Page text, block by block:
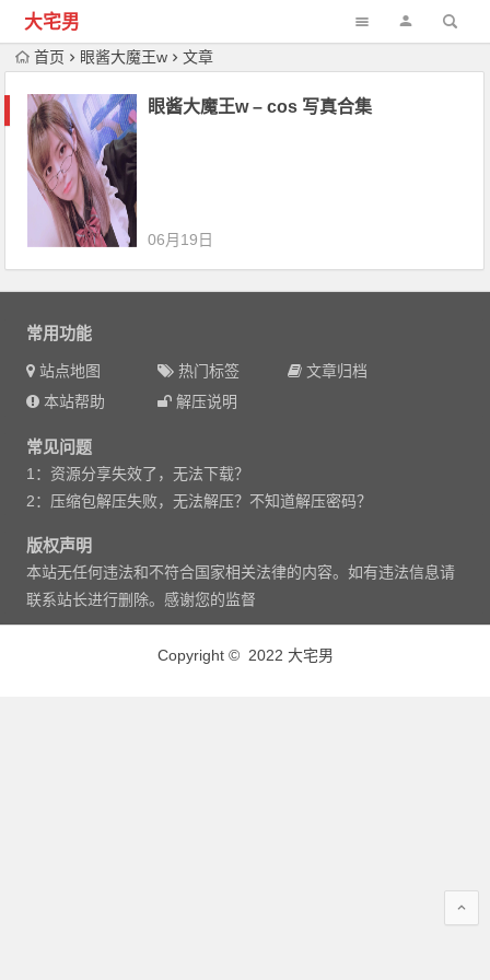
大宅男
首页 眼酱大魔王w 文章
眼酱大魔王w – cos 写真合集
06月19日
常用功能
站点地图 热门标签
文章归档
本站帮助
解压说明
常见问题
1：资源分享失效了，无法下载？
2：压缩包解压失败，无法解压？不知道解压密码？
版权声明
本站无任何违法和不符合国家相关法律的内容。如有违法信息请
联系站长进行删除。感谢您的监督
Copyright © 2022 大宅男